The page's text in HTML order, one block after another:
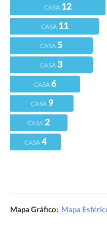
CASA 12
CASA 11
CASA5
CASA 3
CASA6
CASA 9
CASA2
CASA4
Mapa Gráfico: Mapa